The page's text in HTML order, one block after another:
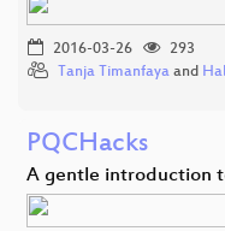
2016-03-26
293
Tanja Timanfaya and
PQCHacks
A gentle introduction